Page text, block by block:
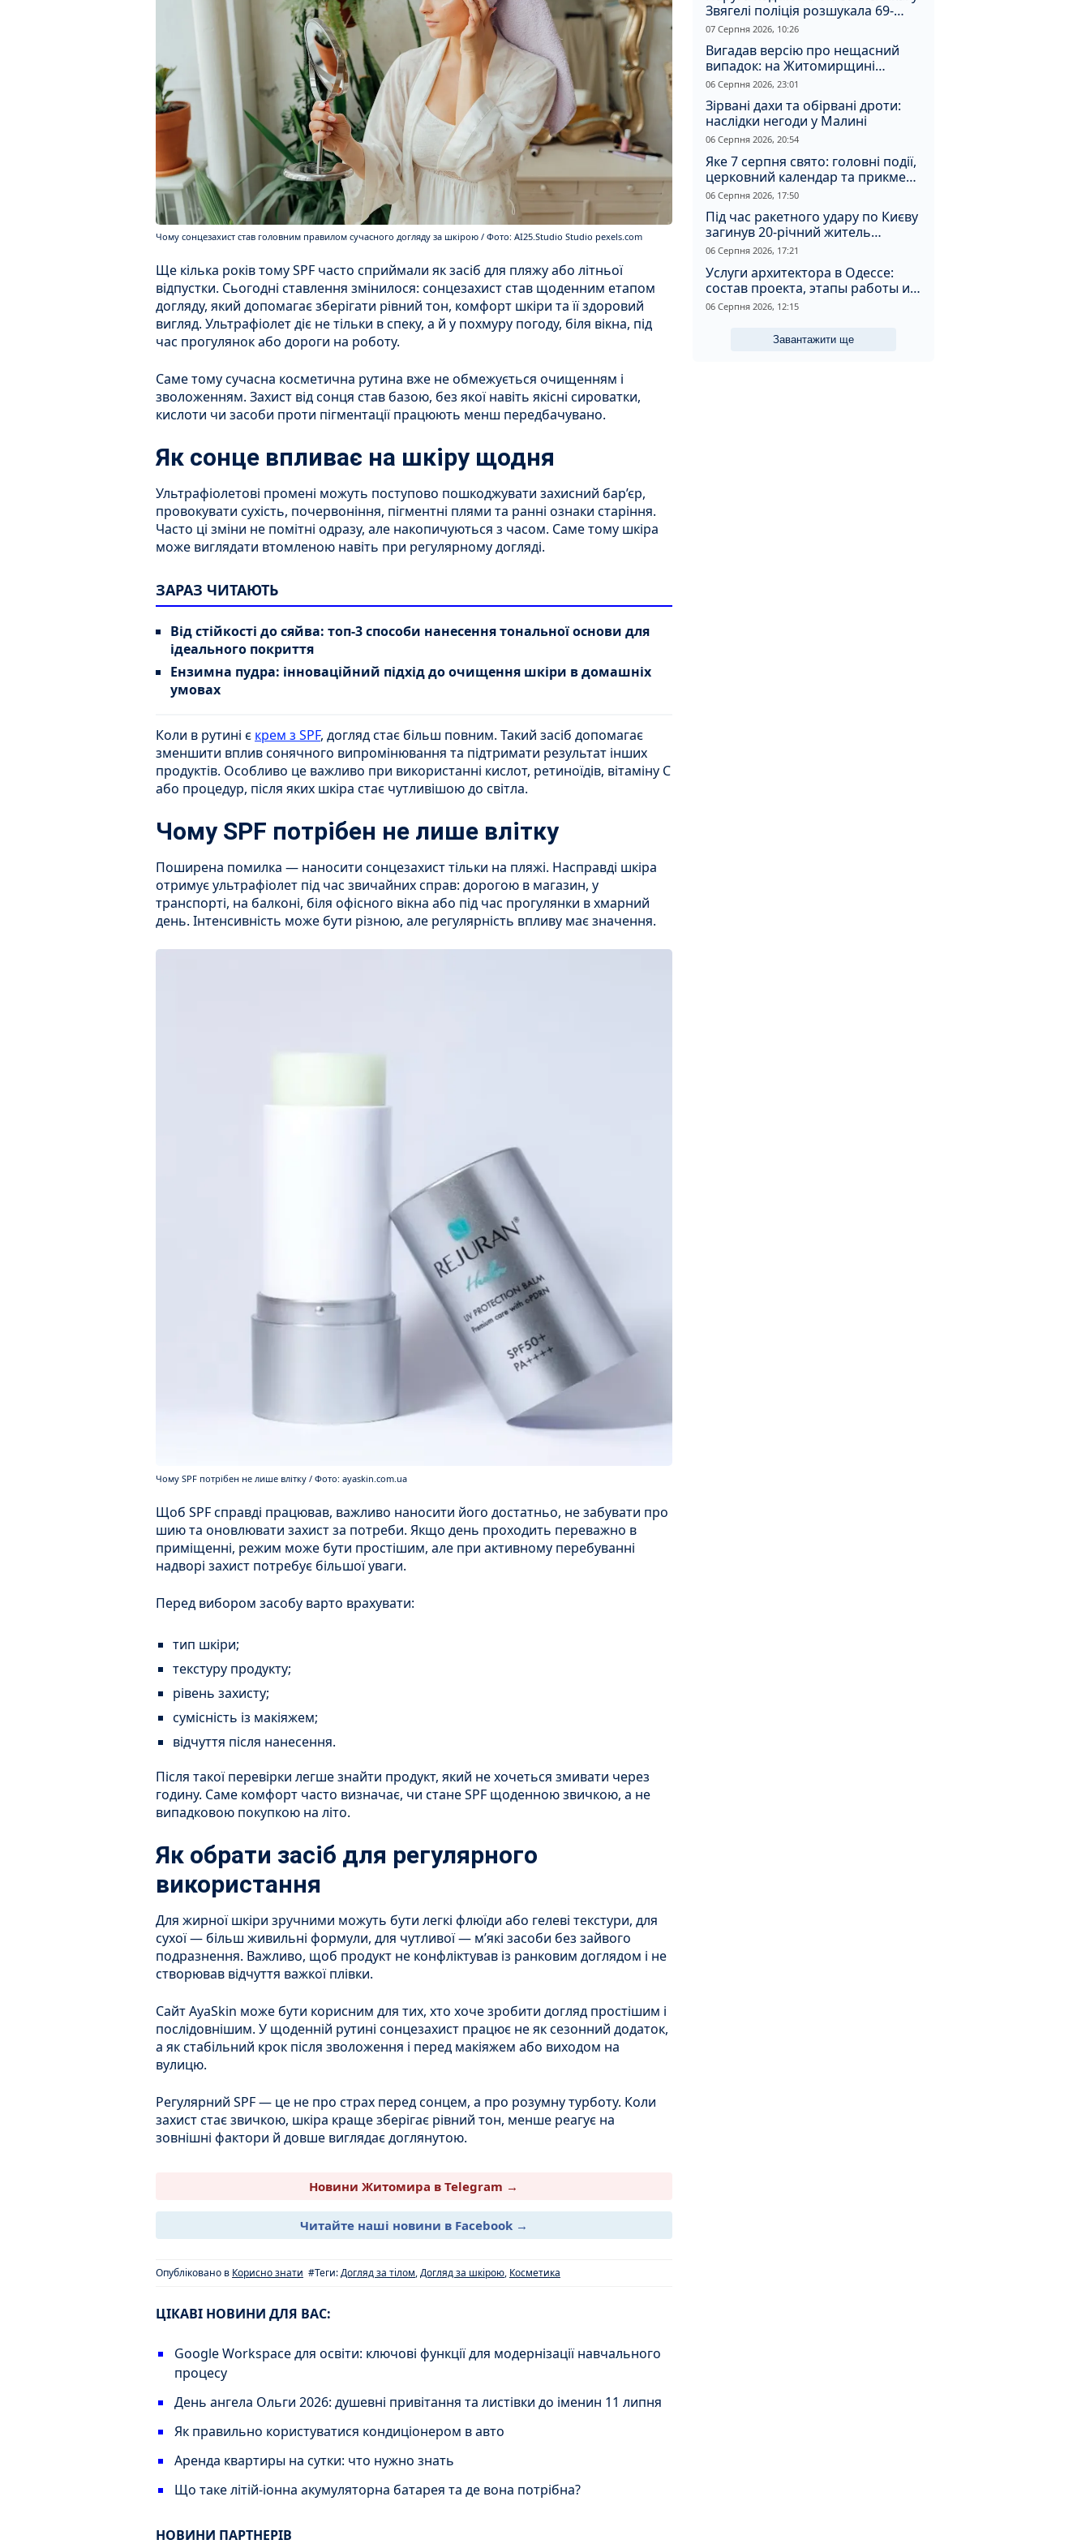
Чому сонцезахист став головним правилом сучасного догляду за шкірою / Фото: AI25.Studio Studio pexels.com
Ще кілька років тому SPF часто сприймали як засіб для пляжу або літньої
відпустки. Сьогодні ставлення змінилося: сонцезахист став щоденним етапом
догляду, який допомагає зберігати рівний тон, комфорт шкіри та її здоровий
вигляд. Ультрафіолет діє не тільки в спеку, а й у похмуру погоду, біля вікна, під
час прогулянок або дороги на роботу.
Саме тому сучасна косметична рутина вже не обмежується очищенням і
зволоженням. Захист від сонця став базою, без якої навіть якісні сироватки,
кислоти чи засоби проти пігментації працюють менш передбачувано.
Як сонце впливає на шкіру щодня
Ультрафіолетові промені можуть поступово пошкоджувати захисний бар’єр,
провокувати сухість, почервоніння, пігментні плями та ранні ознаки старіння.
Часто ці зміни не помітні одразу, але накопичуються з часом. Саме тому шкіра
може виглядати втомленою навіть при регулярному догляді.
ЗАРАЗ ЧИТАЮТЬ
Від стійкості до сяйва: топ-3 способи нанесення тональної основи для
ідеального покриття
Ензимна пудра: інноваційний підхід до очищення шкіри в домашніх
умовах
Коли в рутині є крем з SPF, догляд стає більш повним. Такий засіб допомагає
зменшити вплив сонячного випромінювання та підтримати результат інших
продуктів. Особливо це важливо при використанні кислот, ретиноїдів, вітаміну С
або процедур, після яких шкіра стає чутливішою до світла.
Чому SPF потрібен не лише влітку
Поширена помилка — наносити сонцезахист тільки на пляжі. Насправді шкіра
отримує ультрафіолет під час звичайних справ: дорогою в магазин, у
транспорті, на балконі, біля офісного вікна або під час прогулянки в хмарний
день. Інтенсивність може бути різною, але регулярність впливу має значення.
Чому SPF потрібен не лише влітку / Фото: ayaskin.com.ua
Щоб SPF справді працював, важливо наносити його достатньо, не забувати про
шию та оновлювати захист за потреби. Якщо день проходить переважно в
приміщенні, режим може бути простішим, але при активному перебуванні
надворі захист потребує більшої уваги.
Перед вибором засобу варто врахувати:
тип шкіри;
текстуру продукту;
рівень захисту;
сумісність із макіяжем;
відчуття після нанесення.
Після такої перевірки легше знайти продукт, який не хочеться змивати через
годину. Саме комфорт часто визначає, чи стане SPF щоденною звичкою, а не
випадковою покупкою на літо.
Як обрати засіб для регулярного
використання
Для жирної шкіри зручними можуть бути легкі флюїди або гелеві текстури, для
сухої — більш живильні формули, для чутливої — м’які засоби без зайвого
подразнення. Важливо, щоб продукт не конфліктував із ранковим доглядом і не
створював відчуття важкої плівки.
Сайт AyaSkin може бути корисним для тих, хто хоче зробити догляд простішим і
послідовнішим. У щоденній рутині сонцезахист працює не як сезонний додаток,
а як стабільний крок після зволоження і перед макіяжем або виходом на
вулицю.
Регулярний SPF — це не про страх перед сонцем, а про розумну турботу. Коли
захист стає звичкою, шкіра краще зберігає рівний тон, менше реагує на
зовнішні фактори й довше виглядає доглянутою.
Новини Житомира в Telegram →
Читайте наші новини в Facebook →
Опубліковано в Корисно знати #Теги:Догляд за тілом,Догляд за шкірою, Косметика
ЦІКАВІ НОВИНИ ДЛЯ ВАС:
Google Workspace для освіти: ключові функції для модернізації навчального
процесу
День ангела Ольги 2026: душевні привітання та листівки до іменин 11 липня
Як правильно користуватися кондиціонером в авто
Аренда квартиры на сутки: что нужно знать
Що таке літій-іонна акумуляторна батарея та де вона потрібна?
НОВИНИ ПАРТНЕРІВ
Звягелі поліція розшукала 69-
річного зловмисника
07 Серпня 2026, 10:26
Вигадав версію про нещасний
випадок: на Житомирщині
судитимуть чоловіка за вбивство
співмешканки
06 Серпня 2026, 23:01
Зірвані дахи та обірвані дроти:
наслідки негоди у Малині
06 Серпня 2026, 20:54
Яке 7 серпня свято: головні події,
церковний календар та прикмети
дня
06 Серпня 2026, 17:50
Під час ракетного удару по Києву
загинув 20-річний житель
Житомирщини
06 Серпня 2026, 17:21
Услуги архитектора в Одессе:
состав проекта, этапы работы и
стоимость
06 Серпня 2026, 12:15
Завантажити ще